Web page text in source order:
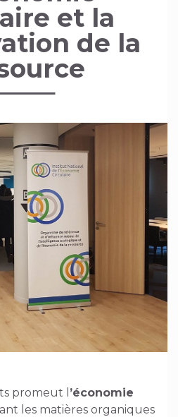
et la
de la
promeut l ’économie
les matières organiques